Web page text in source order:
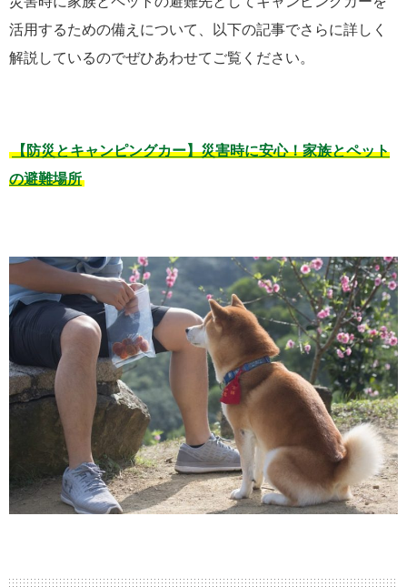
活用するための備えについて、以下の記事でさらに詳しく
解説しているのでぜひあわせてご覧ください。
【防災とキャンピングカー】災害時に安心！家族とペット
の避難場所